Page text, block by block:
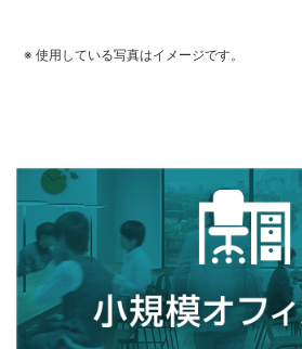
※ 使用している写真はイメージです。